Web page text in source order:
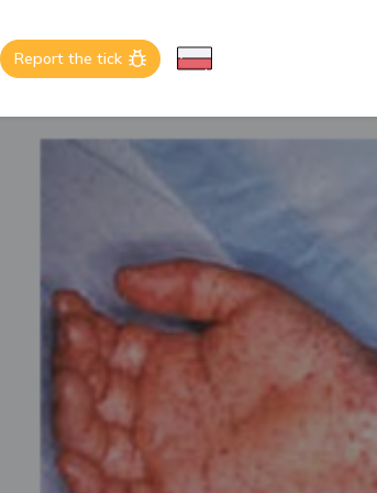
Report the tick